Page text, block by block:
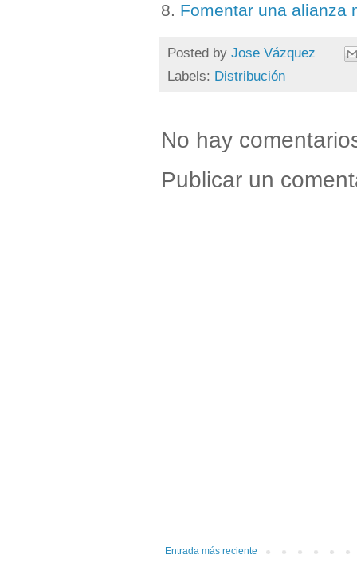
8. Fomentar una alianza
Posted by Jose Vázquez
Labels: Distribución
No hay
Publicar un
Entrada más reciente